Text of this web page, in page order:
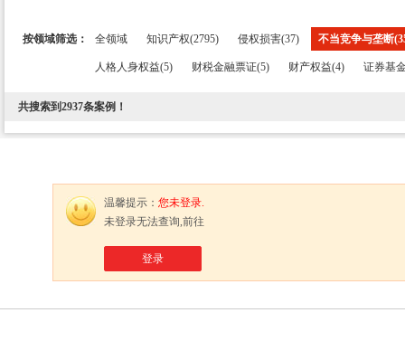
按领域筛选： 全领域 知识产权(2795) 侵权损害(37) 不当竞争与垄断
人格人身权益(5) 财税金融票证(5) 财产权益(4) 证券基
共搜索到2937条案例！
温馨提示： 您未登录.
未登录无法查询,前往
登录